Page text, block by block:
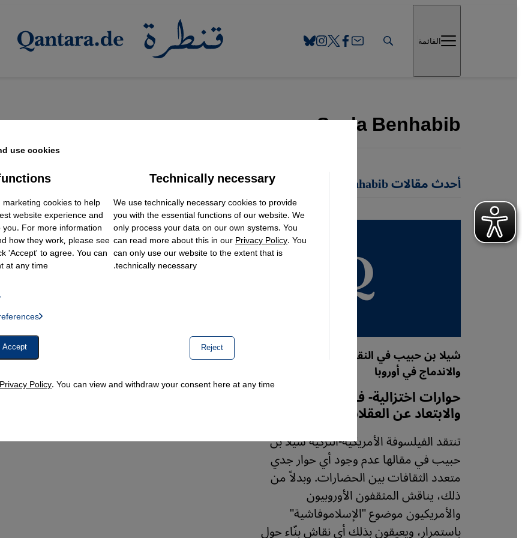
Direkt zum Inhalt springen
القائمة
Şeyla Benhabib
أحدث مقالات Şeyla Benhabib
شيلا بن حبيب في النقاش حول الهجرة
والاندماج في أوروبا
حوارات اختزالية- فوبيا الإسلام
والابتعاد عن العقلانية
تنتقد الفيلسوفة الأمريكية-التركية شيلا بن
حبيب في مقالها عدم وجود أي حوار جدي
متعدد الثقافات بين الحضارات. وبدلاً من
ذلك، يناقش المثقفون الأوروبيون
والأمريكيون موضوع "الإسلاموفاشية"
باستمرار، ويعيقون بذلك أي نقاش بنّاء حول
use cookies.
Technically necessary
We use technically necessary cookies to provide
you with the essential functions of our website. We
only process your data on our own systems. You
can read more about this in ourPrivacy Policy. You
can only use our website to the extent that is
technically necessary.
Reject
cookies to help
website experience and
For more information
how they work, please see
'Accept' to agree. You can
at any time.
Embed, Youtube Embed
/ Facebook Connect
Twitter Embed
Instagram Embed
Youtube Embed
Google Maps Embed
Accept
Privacy Policy. You can view and withdraw your consent here at any time.